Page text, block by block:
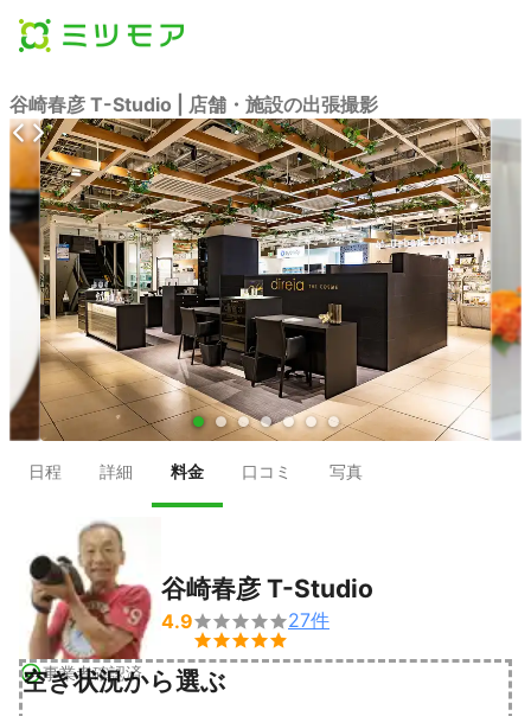
谷崎春彦 T-Studio | 店舗・施設の出張撮影
● ● ● ● ● ● ●
日程 詳細 料金 口コミ 写真
事業者確認済
谷崎春彦 T-Studio
4.9

27件
空き状況から選ぶ